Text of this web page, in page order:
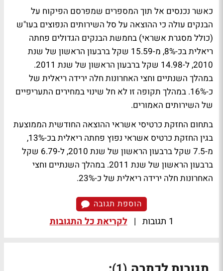
כאשר נכנסים אל תוך המספרים שמפרסם הפיקוח על
הבנקים עולה כי ההוצאה על סל השירותים הנפוצים בעו"ש
(כולל מסגרת אשראי) בחמשת הבנקים הגדולים פחתה
ריאלית בכ-8%, מ-15.59 שקל ברבעון הראשון של שנת
2010, ל-14.98 שקל ברבעון הראשון של שנת 2011.
במהלך השנתיים וחצי האחרונות חלה ירידה ריאלית של
כ-16%. במהלך תקופה זו לא חל שינוי במחירים התעריפיים
של השירותים האמורים.
בתחום החזקת כרטיסי אשראי ההוצאה החודשית הממוצעת
בגין החזקת כרטיס אשראי נפוץ פחתה ריאלית בכ-13%,
מ-7.5 שקל ברבעון הראשון של שנת 2010, ל-6.79 שקל
ברבעון הראשון של שנת 2011. במהלך השנתיים וחצי
האחרונות חלה ירידה ריאלית של כ-23%.
הוספת תגובה
1 תגובות | לקריאת כל התגובות